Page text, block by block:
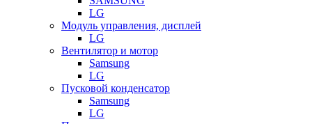
LG
Модуль управления, дисплей
LG
Вентилятор и мотор
Samsung
LG
Пусковой конденсатор
Samsung
LG